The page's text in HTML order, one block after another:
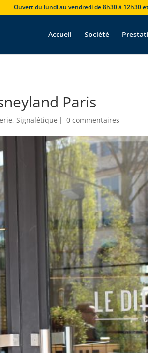
Ouvert du lundi au vendredi de 8h30 à 12h30
Accueil Société
Paris
, Signalétique | 0 commentaires